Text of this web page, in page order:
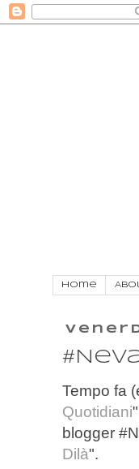
Home
Tempo fa
Quotidiani
blogger
Dilà".